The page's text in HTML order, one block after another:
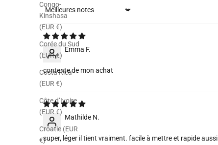
Congo-
Kinshasa
(EUR €)
Corée du Sud
(EUR €)
Costa Rica
(EUR €)
Côte d’Ivoire
(EUR €)
Croatie (EUR
€)
Sort by
Emma F.
contente de mon achat
Mathilde N.
super, léger il tient vraiment. facile à mettre et rapide aussi